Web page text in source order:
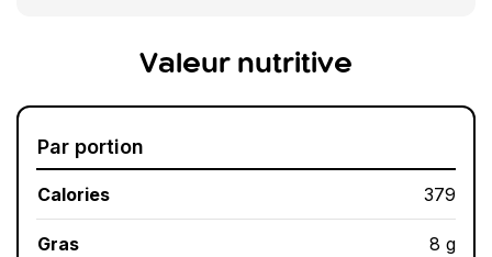
Valeur nutritive
Par portion
Calories 379
Gras 8 g